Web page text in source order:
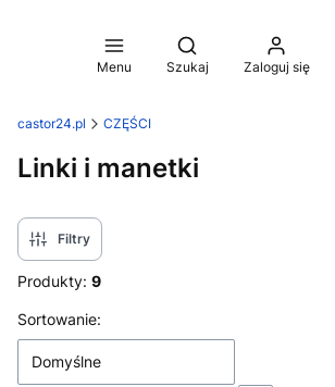
Menu
Otwórz wyszukiwarkę
Szukaj Zaloguj się
castor24.pl CZĘŚCI
Linki i manetki
Filtry
Produkty: 9
Lista produktów
Sortowanie:
Domyślne